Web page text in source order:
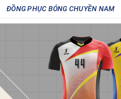
ĐỒNG PHỤC BÓNG CHUYỀN NAM